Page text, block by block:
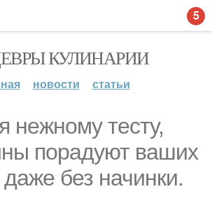
КУЛИНАРИИ
новости статьи
нежному тесту,
порадуют ваших
без начинки.
5